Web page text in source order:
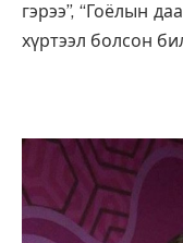
гэрээ”, “Гоёлын
хүртээл болсон